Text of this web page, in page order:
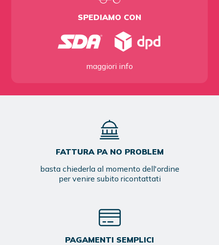
SPEDIAMO CON
maggiori info
FATTURA PA NO PROBLEM
basta chiederla al momento dell'ordine
per venire subito ricontattati
PAGAMENTI SEMPLICI